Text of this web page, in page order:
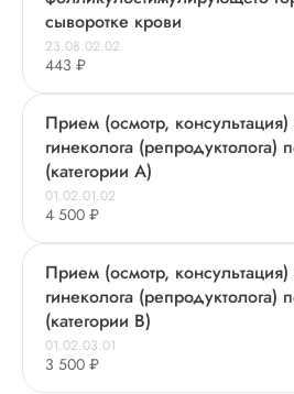
сыворотке крови
23.08.02.02
443 ₽
Прием (осмотр,
гинеколога (репродуктолога)
(категории А)
01.02.01.02
4 500 ₽
Прием (осмотр,
гинеколога (репродуктолога)
(категории В)
01.02.03.01
3 500 ₽